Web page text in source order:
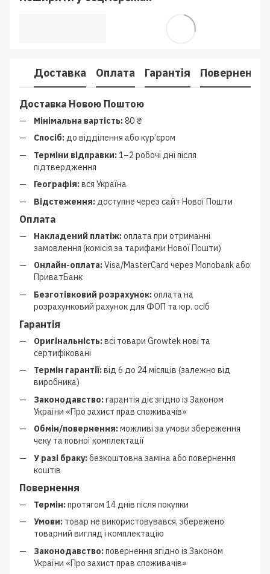
Доставка Оплата Гарантія Повернення
Доставка Новою Поштою
Мінімальна вартість:80 ₴
Спосіб:до відділення або кур’єром
Терміни відправки:1–2 робочі дні після
підтвердження
Географія:вся Україна
Відстеження: доступне через сайт Нової Пошти
Оплата
Накладений платіж:оплата при отриманні
замовлення (комісія за тарифами Нової Пошти)
Онлайн-оплата:Visa/MasterCard через Monobank або
ПриватБанк
Безготівковий розрахунок:оплата на
розрахунковий рахунок для ФОП та юр. осіб
Гарантія
Оригінальність:всі товари Growtek нові та
сертифіковані
Термін гарантії:від 6 до 24 місяців (залежно від
виробника)
Законодавство:гарантія діє згідно із Законом
України «Про захист прав споживачів»
Обмін/повернення:можливі за умови збереження
чеку та повної комплектації
У разі браку:безкоштовна заміна або повернення
коштів
Повернення
Термін:протягом 14 днів після покупки
Умови: товар не використовувався, збережено
товарний вигляд і комплектацію
Законодавство:повернення згідно із Законом
України «Про захист прав споживачів»